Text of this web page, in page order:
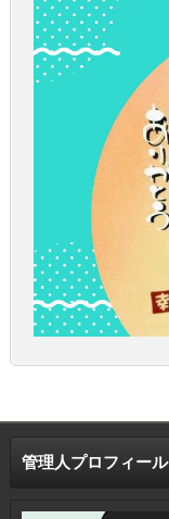
管理人プロフィール